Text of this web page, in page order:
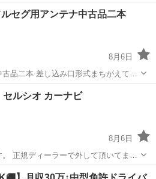
セグ用アンテナ中古品二本
8月6日
品二本 差し込み口形式まちがえて買
車の鉄の部分にも着きます お使いにな
すいなければ処分します
用品
DVD不良 セルシオ カーナビ
8月6日
正規ディーラーで外して頂いてます
カーナビ、テレビ カーナビ